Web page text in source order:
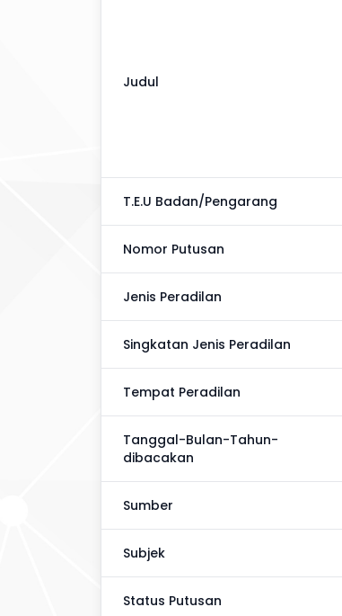
Judul
T.E.U Badan/Pengarang
Nomor Putusan
Jenis Peradilan
Singkatan Jenis Peradilan
Tempat Peradilan
Tanggal-Bulan-Tahun-
dibacakan
Sumber
Subjek
Status Putusan